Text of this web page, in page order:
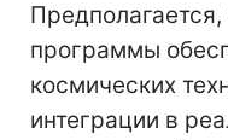
программы
космических
интеграции в